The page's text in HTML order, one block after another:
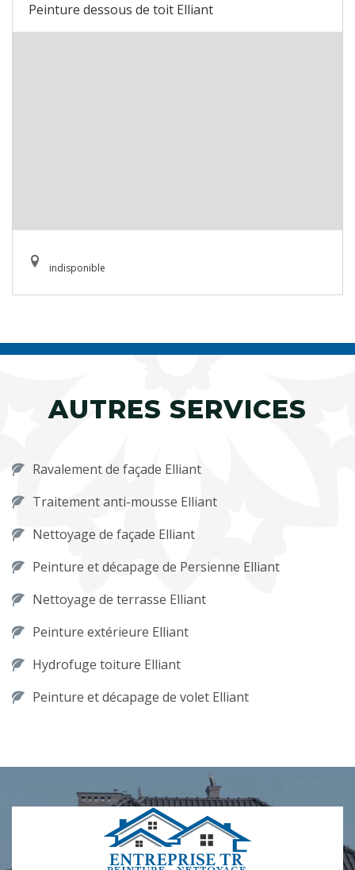
Peinture dessous de toit Elliant
indisponible
AUTRES SERVICES
Ravalement de façade Elliant
Traitement anti-mousse Elliant
Nettoyage de façade Elliant
Peinture et décapage de Persienne Elliant
Nettoyage de terrasse Elliant
Peinture extérieure Elliant
Hydrofuge toiture Elliant
Peinture et décapage de volet Elliant